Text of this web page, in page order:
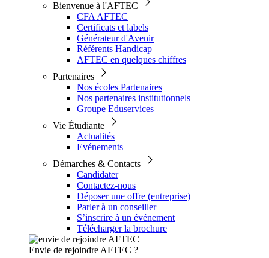
Bienvenue à l'AFTEC
CFA AFTEC
Certificats et labels
Générateur d'Avenir
Référents Handicap
AFTEC en quelques chiffres
Partenaires
Nos écoles Partenaires
Nos partenaires institutionnels
Groupe Eduservices
Vie Étudiante
Actualités
Evénements
Démarches & Contacts
Candidater
Contactez-nous
Déposer une offre (entreprise)
Parler à un conseiller
S’inscrire à un événement
Télécharger la brochure
Envie de rejoindre AFTEC ?